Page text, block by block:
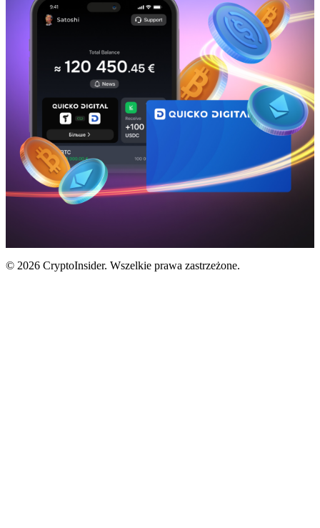
© 2026 CryptoInsider. Wszelkie prawa zastrzeżone.